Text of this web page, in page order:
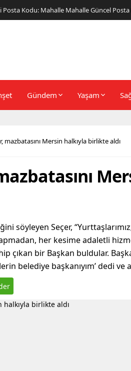
Erkek Sneaker Önerileri
Gündem Yaşam
mazbatasını Mersin halkıyla birlikte aldı
söyleyen Seçer,
her kesime adaletli
çıkan bir Başkan buldular.
belediye başkanıyım’ dedi ve